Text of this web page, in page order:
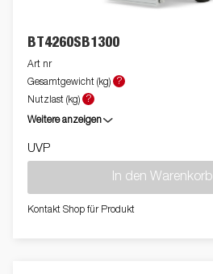
BT4260SB1300
Art nr
Gesamtgewicht (kg)
?
Nutzlast (kg)
?
Weitere anzeigen
UVP
In den Warenkorb
Kontakt Shop für Produkt